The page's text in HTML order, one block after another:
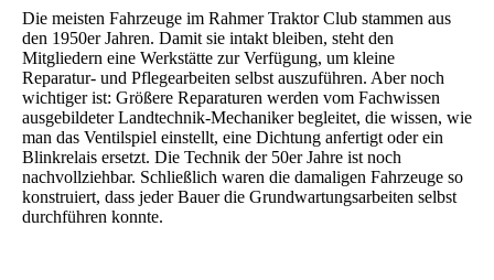
Die meisten Fahrzeuge im Rahmer Traktor Club stammen aus
den 1950er Jahren. Damit sie intakt bleiben, steht den
Mitgliedern eine Werkstätte zur Verfügung, um kleine
Reparatur- und Pflegearbeiten selbst auszuführen. Aber noch
wichtiger ist: Größere Reparaturen werden vom Fachwissen
ausgebildeter Landtechnik-Mechaniker begleitet, die wissen, wie
man das Ventilspiel einstellt, eine Dichtung anfertigt oder ein
Blinkrelais ersetzt. Die Technik der 50er Jahre ist noch
nachvollziehbar. Schließlich waren die damaligen Fahrzeuge so
konstruiert, dass jeder Bauer die Grundwartungsarbeiten selbst
durchführen konnte.